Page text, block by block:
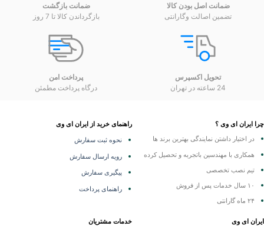
ضمانت اصل بودن کالا
تضمین اصالت وگارانتی
ضمانت بازگشت
بازگرداندن کالا تا 7 روز
تحویل اکسپرس
24 ساعته در تهران
پرداخت امن
درگاه پرداخت مطمئن
ایران ای وی ؟
در اختیار داشتن نمایندگیبهترین برند ها
همکاری با مهندسین باتجربه و تحصیل کرده
تیم نصب تخصصی
۲۴ ماه گارانتی
راهنمای خرید از ایران ای وی
نحوه ثبت سفارش
رویه ارسال سفارش
پیگیری سفارش
راهنمای پرداخت
ای وی
خدمات مشتریان